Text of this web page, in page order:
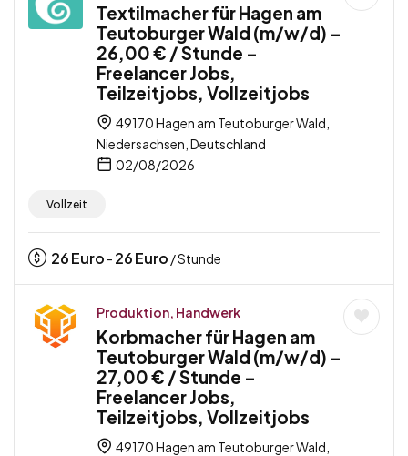
Textilmacher für Hagen am
Teutoburger Wald (m/w/d) –
26,00 € / Stunde –
Freelancer Jobs,
Teilzeitjobs, Vollzeitjobs
49170 Hagen am Teutoburger Wald,
Niedersachsen, Deutschland
02/08/2026
Vollzeit
26Euro - 26Euro / Stunde
Produktion, Handwerk
Korbmacher für Hagen am
Teutoburger Wald (m/w/d) –
27,00 € / Stunde –
Freelancer Jobs,
Teilzeitjobs, Vollzeitjobs
49170 Hagen am Teutoburger Wald,